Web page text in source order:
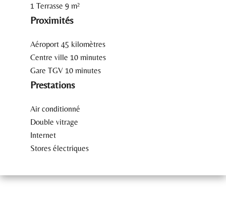
1 Terrasse 9 m²
Proximités
Aéroport 45 kilomètres
Centre ville 10 minutes
Gare TGV 10 minutes
Prestations
Air conditionné
Double vitrage
Internet
Stores électriques